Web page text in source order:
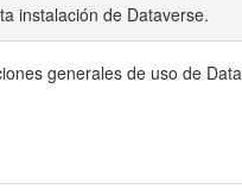
instalación de Dataverse.
generales de uso de